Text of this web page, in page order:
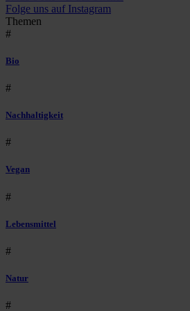
Folge uns auf Instagram
Themen
#
Bio
#
Nachhaltigkeit
#
Vegan
#
Lebensmittel
#
Natur
#